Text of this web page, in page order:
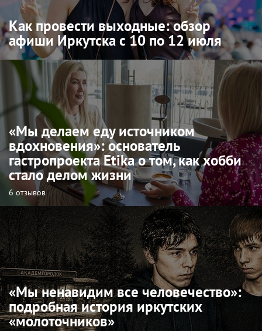
Как провести выходные: обзор
афиши Иркутска с 10 по 12 июля
«Мы делаем еду источником
вдохновения»: основатель
гастропроекта Etika о том, как хобби
стало делом жизни
6 отзывов
«Мы ненавидим все человечество»:
подробная история иркутских
«молоточников»